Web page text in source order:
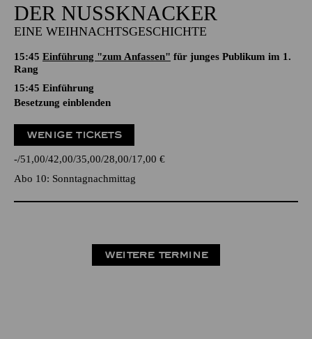
DER NUSSKNACKER
EINE WEIHNACHTSGESCHICHTE
15:45 Einführung "zum Anfassen" für junges Publikum im 1.
Rang
15:45 Einführung
Besetzung einblenden
WENIGE TICKETS
- 51,00 42,00 35,00 28,00 17,00 €
Abo 10: Sonntagnachmittag
WEITERE TERMINE